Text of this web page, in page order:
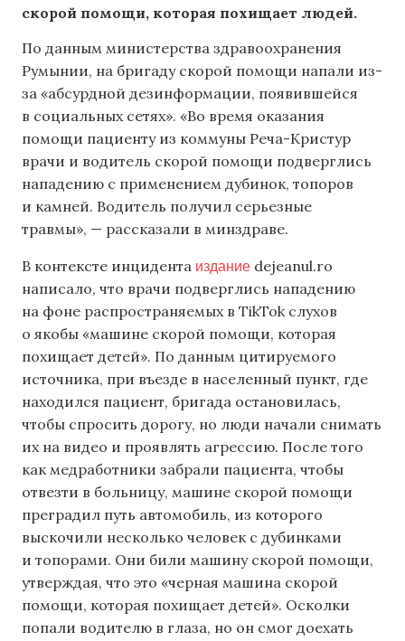
скорой помощи, которая похищает людей.
По данным министерства здравоохранения
Румынии, на бригаду скорой помощи напали из-
за «абсурдной дезинформации, появившейся
в социальных сетях». «Во время оказания
помощи пациенту из коммуны Реча-Кристур
врачи и водитель скорой помощи подверглись
нападению с применением дубинок, топоров
и камней. Водитель получил серьезные
травмы», — рассказали в минздраве.
В контексте инцидента издание dejeanul.ro
написало, что врачи подверглись нападению
на фоне распространяемых в TikTok слухов
о якобы «машине скорой помощи, которая
похищает детей». По данным цитируемого
источника, при въезде в населенный пункт, где
находился пациент, бригада остановилась,
чтобы спросить дорогу, но люди начали снимать
их на видео и проявлять агрессию. После того
как медработники забрали пациента, чтобы
отвезти в больницу, машине скорой помощи
преградил путь автомобиль, из которого
выскочили несколько человек с дубинками
и топорами. Они били машину скорой помощи,
утверждая, что это «черная машина скорой
помощи, которая похищает детей». Осколки
попали водителю в глаза, но он смог доехать